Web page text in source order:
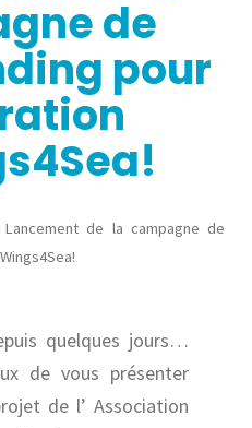
de
pour
Lancement de la campagne de
quelques jours…
de vous présenter
de l’ Association